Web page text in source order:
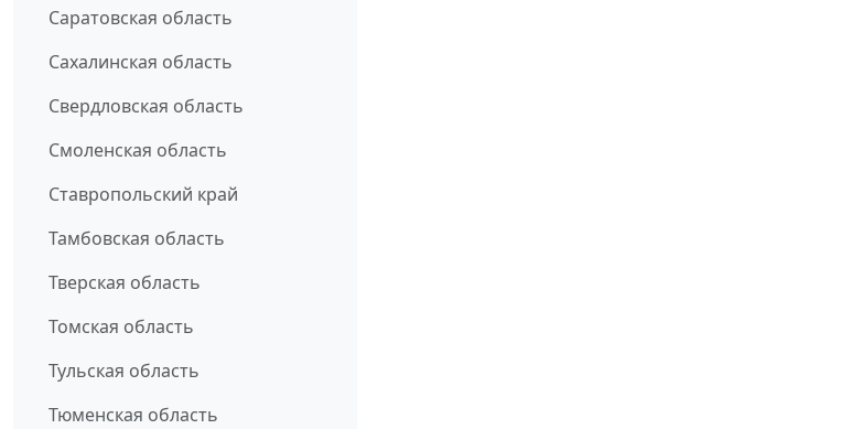
Саратовская область
Сахалинская область
Свердловская область
Смоленская область
Ставропольский край
Тамбовская область
Тверская область
Томская область
Тульская область
Тюменская область